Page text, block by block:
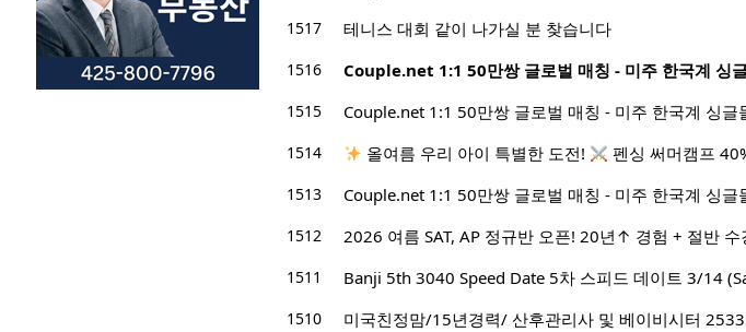
1517
테니스 대회 같이 나가실 분 찾습니다
1516
Couple.net 1:1 50만쌍 글로벌 매칭 - 미주 한국계 싱
1515
Couple.net 1:1 50만쌍 글로벌 매칭 - 미주 한국계 싱글
1514
올여름 우리 아이 특별한 도전! 펜싱 써머캠프
1513
Couple.net 1:1 50만쌍 글로벌 매칭 - 미주 한국계 싱글
1512
2026 여름 SAT, AP 정규반 오픈! 20년↑ 경험 + 절반
1511
Banji 5th 3040 Speed Date 5차 스피드 데이트 3/14
1510
미국친정맘/15년경력/ 산후관리사 및 베이비시터